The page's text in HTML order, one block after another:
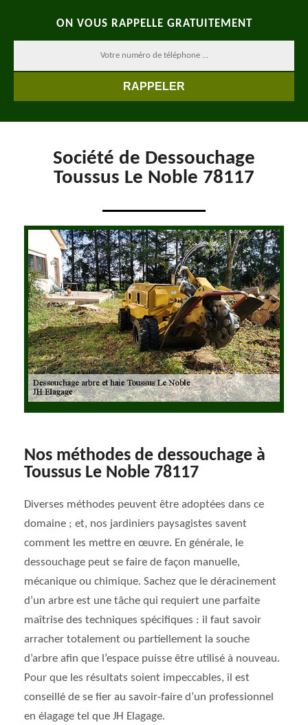
ON VOUS RAPPELLE GRATUITEMENT
Société de Dessouchage
Toussus Le Noble 78117
Nos méthodes de dessouchage à
Toussus Le Noble 78117
Diverses méthodes peuvent être adoptées dans ce
domaine ; et, nos jardiniers paysagistes savent
comment les mettre en œuvre. En générale, le
dessouchage peut se faire de façon manuelle,
mécanique ou chimique. Sachez que le déracinement
d’un arbre est une tâche qui requiert une parfaite
maîtrise des techniques spécifiques : il faut savoir
arracher totalement ou partiellement la souche
d’arbre afin que l’espace puisse être utilisé à nouveau.
Pour que les résultats soient impeccables, il est
conseillé de se fier au savoir-faire d’un professionnel
en élagage tel que JH Elagage.